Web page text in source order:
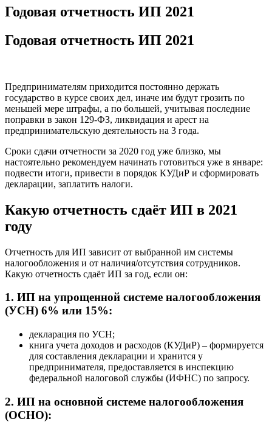
Годовая отчетность ИП 2021
Годовая отчетность ИП 2021
Предпринимателям приходится постоянно держать
государство в курсе своих дел, иначе им будут грозить по
меньшей мере штрафы, а по большей, учитывая последние
поправки в закон 129-ФЗ, ликвидация и арест на
предпринимательскую деятельность на 3 года.
Сроки сдачи отчетности за 2020 год уже близко, мы
настоятельно рекомендуем начинать готовиться уже в январе:
подвести итоги, привести в порядок КУДиР и сформировать
декларации, заплатить налоги.
Какую отчетность сдаёт ИП в 2021
году
Отчетность для ИП зависит от выбранной им системы
налогообложения и от наличия/отсутствия сотрудников.
Какую отчетность сдаёт ИП за год, если он:
1. ИП на упрощенной системе налогообложения
(УСН) 6% или 15%:
декларация по УСН;
книга учета доходов и расходов (КУДиР) – формируется
для составления декларации и хранится у
предпринимателя, предоставляется в инспекцию
федеральной налоговой службы (ИФНС) по запросу.
2. ИП на основной системе налогообложения
(ОСНО):